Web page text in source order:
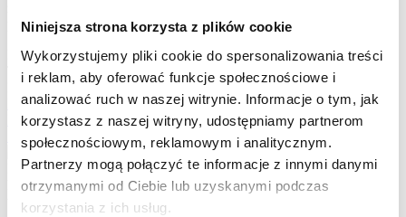
Niniejsza strona korzysta z plików cookie
Wykorzystujemy pliki cookie do spersonalizowania treści
i reklam, aby oferować funkcje społecznościowe i
analizować ruch w naszej witrynie. Informacje o tym, jak
korzystasz z naszej witryny, udostępniamy partnerom
społecznościowym, reklamowym i analitycznym.
Partnerzy mogą połączyć te informacje z innymi danymi
otrzymanymi od Ciebie lub uzyskanymi podczas
korzystania z ich usług.
postępowania apelacyjnego.
Facebook
Twitter
LinkedIn
Prev14.12.2023 – Wygrana sprawa przeciwko Santander Bank
Polska S.A.
14.12.2023 – Wygrana sprawa przeciwko mBank S.A.
Naprawdę warto zawalczyć o swoje prawa, zwłaszcza, jeśli spłata
kredytu waloryzowanego do waluty jest dużym obciążeniem, a
także wtedy, gdy istnieje potrzeba sprzedaży nieruchomości